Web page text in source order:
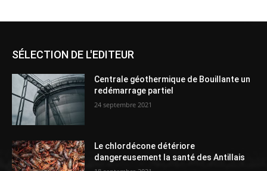
SÉLECTION DE L'EDITEUR
Centrale géothermique de Bouillante un
redémarrage partiel
24 septembre 2021
Le chlordécone détériore
dangereusement la santé des Antillais